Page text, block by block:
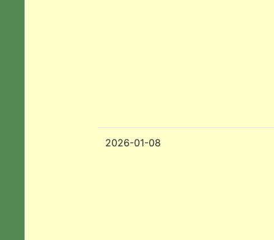
2026-01-08